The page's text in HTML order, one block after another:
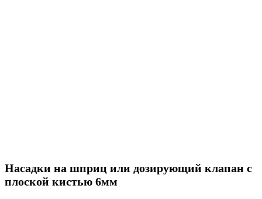
Насадки на шприц или дозирующий клапан с
плоской кистью 6мм